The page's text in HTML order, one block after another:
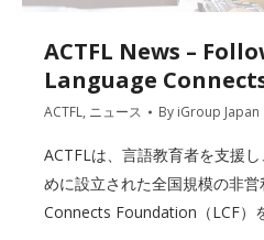
ACTFL News –
Language
ACTFL, ニュース By iGroup Japan
ACTFLは、言語教育者を支援
めに設立された全国規模の非
Connects Foundation（LCF）